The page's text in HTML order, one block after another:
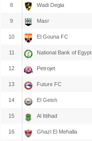
8 Wadi Degla
9 Masr
10 El Gouna FC
11 National Bank of Egypt
12 Petrojet
13 Future FC
14 El Geish
15 Al Ittihad
16 Ghazl El Mehalla